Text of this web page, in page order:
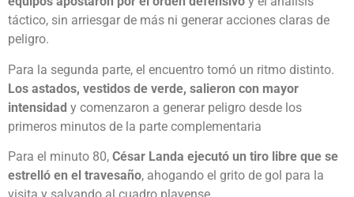
táctico, sin arriesgar de más ni generar acciones claras de
peligro.
Para la segunda parte, el encuentro tomó un ritmo distinto.
Los astados, vestidos de verde, salieron con mayor
intensidad y comenzaron a generar peligro desde los
primeros minutos de la parte complementaria
Para el minuto 80, César Landa ejecutó un tiro libre que se
estrelló en el travesaño, ahogando el grito de gol para la